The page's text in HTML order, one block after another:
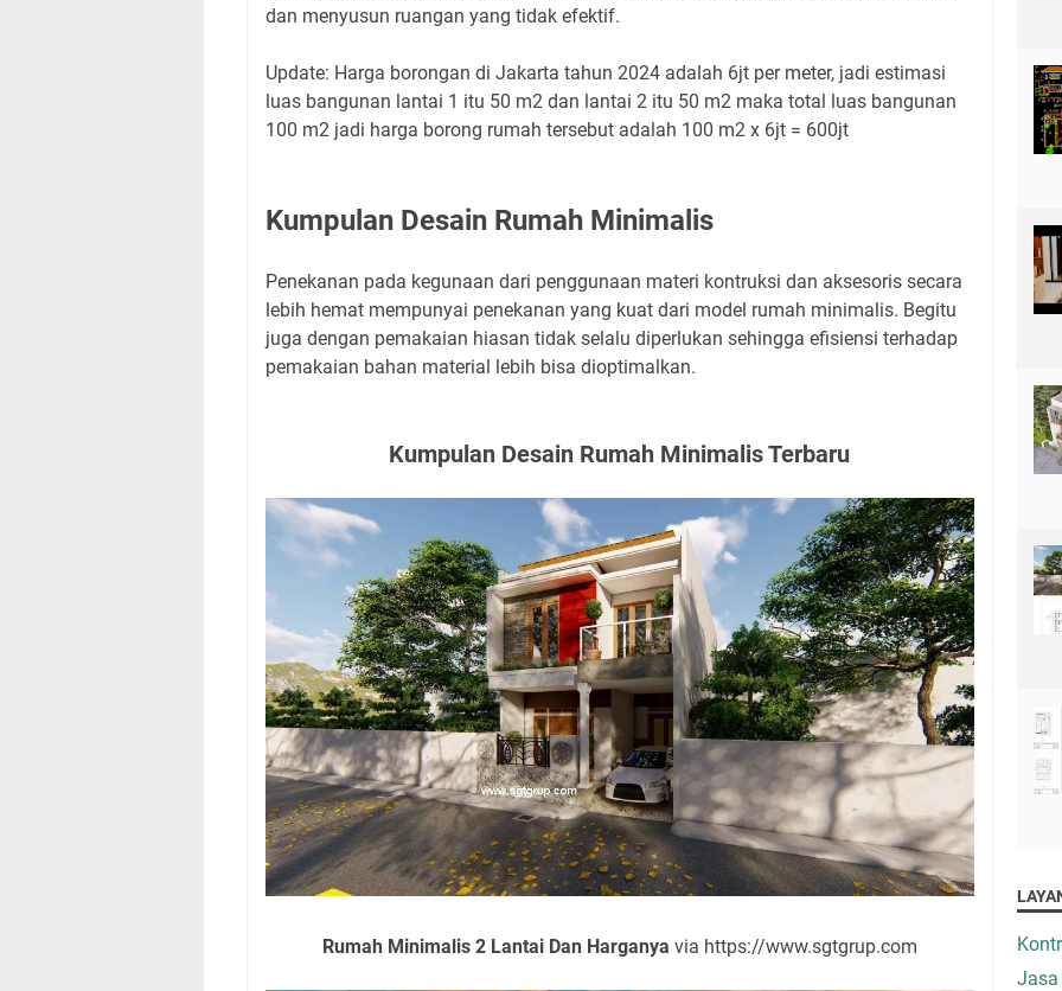
dan menyusun ruangan yang tidak efektif.
Update: Harga borongan di Jakarta tahun 2024 adalah 6jt per meter, jadi estimasi
luas bangunan lantai 1 itu 50 m2 dan lantai 2 itu 50 m2 maka total luas bangunan
100 m2 jadi harga borong rumah tersebut adalah 100 m2 x 6jt = 600jt
Kumpulan Desain Rumah Minimalis
Penekanan pada kegunaan dari penggunaan materi kontruksi dan aksesoris secara
lebih hemat mempunyai penekanan yang kuat dari model rumah minimalis. Begitu
juga dengan pemakaian hiasan tidak selalu diperlukan sehingga efisiensi terhadap
pemakaian bahan material lebih bisa dioptimalkan.
Kumpulan Desain Rumah Minimalis Terbaru
Rumah Minimalis 2 Lantai Dan Harganya via https://www.sgtgrup.com
Jasa